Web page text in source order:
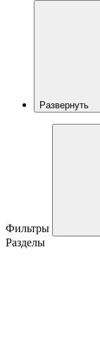
Развернуть
Фильтры
Разделы